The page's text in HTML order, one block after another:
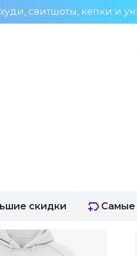
свитшоты, кепки и
скидки Самые